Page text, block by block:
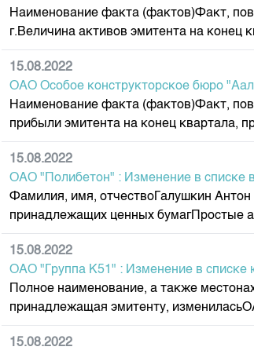
Участники торгов
Cтратегия развития
Корпоративные документы
Контакты
Наименование факта (фактов)Факт,
г.Величина активов эмитента на конец
15.08.2022
ОАО Особое конструкторское бюро
Наименование факта (фактов)Факт,
прибыли эмитента на конец квартала,
15.08.2022
ОАО "Полибетон" : Изменение в списке
Фамилия, имя, отчествоГалушкин Антон
принадлежащих ценных бумагПростые
15.08.2022
ОАО "Группа К51" : Изменение в списке
Полное наименование, а также
принадлежащая эмитенту,
15.08.2022